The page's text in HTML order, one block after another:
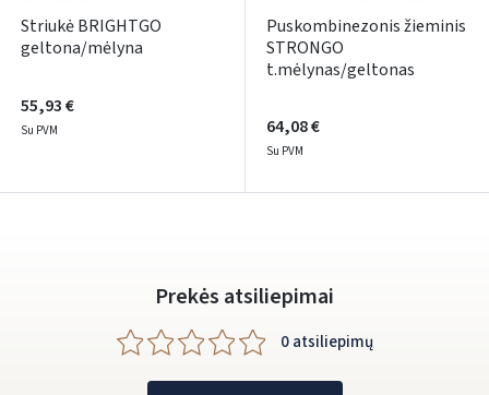
Striukė BRIGHTGO
geltona/mėlyna
55,93 €
Su PVM
Puskombinezonis žieminis
STRONGO
t.mėlynas/geltonas
64,08 €
Su PVM
Prekės atsiliepimai
0 atsiliepimų